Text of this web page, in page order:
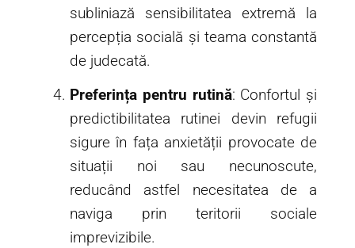
subliniază sensibilitatea extremă la
percepția socială și teama constantă
de judecată.
Preferința pentru rutină: Confortul și
predictibilitatea rutinei devin refugii
sigure în fața anxietății provocate de
situații noi sau necunoscute,
reducând astfel necesitatea de a
naviga prin teritorii sociale
imprevizibile.